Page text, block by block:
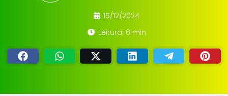
15/12/2024
Leitura: 6 min